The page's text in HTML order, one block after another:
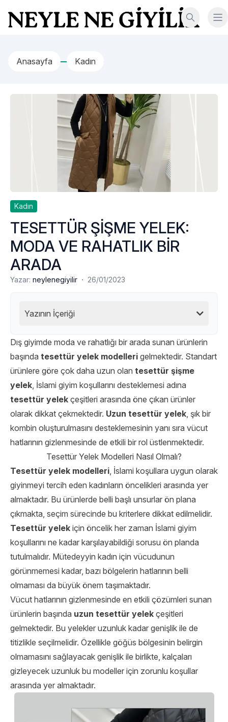
Neyle Ne Giyilir
Anasayfa Kadın
Kadın
TESETTÜR ŞİŞME YELEK:
MODA VE RAHATLIK BİR
ARADA
Yazar: neylenegiyilir · 26/01/2023
Yazının İçeriği
Dış giyimde moda ve rahatlığı bir arada sunan ürünlerin
başında tesettür yelek modelleri gelmektedir. Standart
ürünlere göre çok daha uzun olan tesettür şişme
yelek, İslami giyim koşullarını desteklemesi adına
tesettür yelek çeşitleri arasında öne çıkan ürünler
olarak dikkat çekmektedir. Uzun tesettür yelek, şık bir
kombin oluşturulmasını desteklemesinin yanı sıra vücut
hatlarının gizlenmesinde de etkili bir rol üstlenmektedir.
Tesettür Yelek Modelleri Nasıl Olmalı?
Tesettür yelek modelleri, İslami koşullara uygun olarak
giyinmeyi tercih eden kadınların öncelikleri arasında yer
almaktadır. Bu ürünlerde belli başlı unsurlar ön plana
çıkmakta, seçim sürecinde bu kriterlere dikkat edilmelidir.
Tesettür yelek için öncelik her zaman İslami giyim
koşullarını ne kadar karşılayabildiği sorusu ön planda
tutulmalıdır. Mütedeyyin kadın için vücudunun
görünmemesi kadar, bazı bölgelerin hatlarının belli
olmaması da büyük önem taşımaktadır.
Vücut hatlarının gizlenmesinde en etkili çözümleri sunan
ürünlerin başında uzun tesettür yelek çeşitleri
gelmektedir. Bu yelekler uzunluk kadar genişlik ile de
titizlikle seçilmelidir. Özellikle göğüs bölgesinin belirgin
olmamasını sağlayacak genişlik ile birlikte, kalçaları
gizleyecek uzunluk bu modeller için zorunlu koşullar
arasında yer almaktadır.